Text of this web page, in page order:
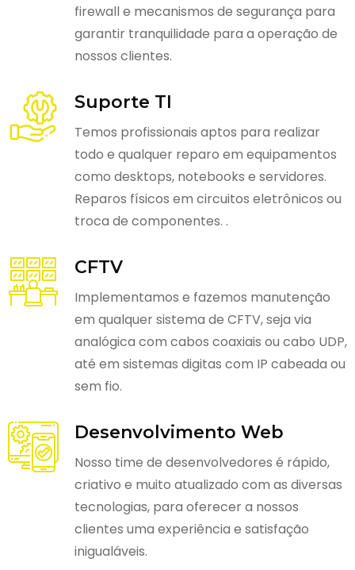
firewall e mecanismos de segurança para
garantir tranquilidade para a operação de
nossos clientes.
Suporte TI
Temos profissionais aptos para realizar
todo e qualquer reparo em equipamentos
como desktops, notebooks e servidores.
Reparos físicos em circuitos eletrônicos ou
troca de componentes. .
CFTV
Implementamos e fazemos manutenção
em qualquer sistema de CFTV, seja via
analógica com cabos coaxiais ou cabo UDP,
até em sistemas digitas com IP cabeada ou
sem fio.
Desenvolvimento Web
Nosso time de desenvolvedores é rápido,
criativo e muito atualizado com as diversas
tecnologias, para oferecer a nossos
clientes uma experiência e satisfação
inigualáveis.